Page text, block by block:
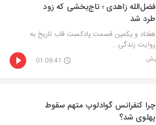
فضل‌الله زاهدی ؛ تاج‌بخشی که زود
طرد شد
هفتاد و یکمین قسمت پادکست قاب تاریخ به
روایت زندگی...
01:08:41
چرا کنفرانس گوادلوپ متهم سقوط
پهلوی شد؟